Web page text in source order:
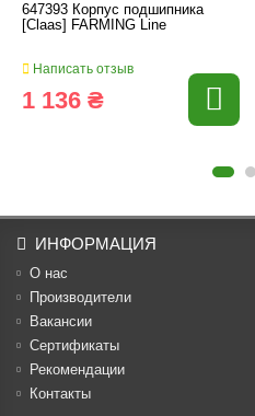
647393 Корпус подшипника
[Claas] FARMING Line
Написать отзыв
1 136 ₴
ИНФОРМАЦИЯ
О нас
Производители
Вакансии
Cертификаты
Рекомендации
Контакты